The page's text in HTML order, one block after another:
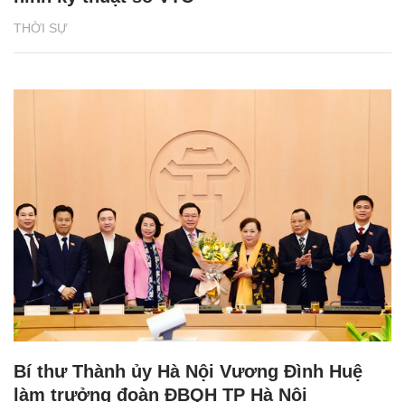
THỜI SỰ
Bí thư Thành ủy Hà Nội Vương Đình Huệ
làm trưởng đoàn ĐBQH TP Hà Nội